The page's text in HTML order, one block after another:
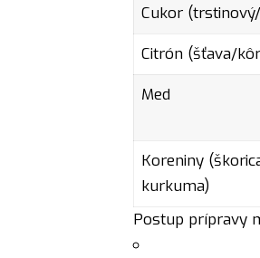
Cukor
Citrón (šťava/
Med
Koreniny
kurkuma)
Postup prípravy